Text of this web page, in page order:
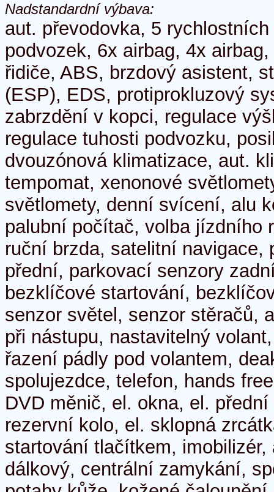
Nadstandardní výbava:
aut. převodovka, 5
podvozek, 6x airbag, 4x
řidiče, ABS, brzdový asistent,
(ESP), EDS, protiprokluzový
zabrzdění v kopci, regulace
regulace tuhosti podvozku,
dvouzónová klimatizace, aut.
tempomat, xenonové
světlomety, denní svícení, alu
palubní počítač, volba jízdního
ruční brzda, satelitní navigace,
přední, parkovací senzory
bezklíčové startování,
senzor světel, senzor stěračů,
při nástupu, nastavitelný
řazení pádly pod volantem,
spolujezdce, telefon, hands
DVD měnič, el. okna, el.
rezervní kolo, el. sklopná
startování tlačítkem, imobilizér,
dálkový, centrální zamykání,